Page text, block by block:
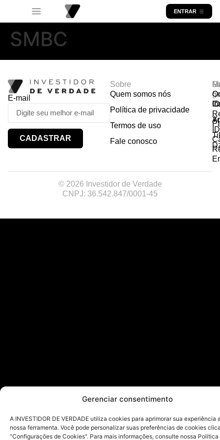
Gerenciar consentimento
A INVESTIDOR DE VERDADE utiliza cookies para aprimorar sua experiência
nossa ferramenta. Você pode personalizar suas preferências de cookies
"Configurações de Cookies". Para mais informações, consulte nossa Política
ENTRAR
SMBC
E-mail
CADASTRAR
Sobre
Quem somos nós
Política de privacidade
Termos de uso
Fale conosco
© 2026 Investidor de Verdade
CNPJ: 36.542.847/0001-45